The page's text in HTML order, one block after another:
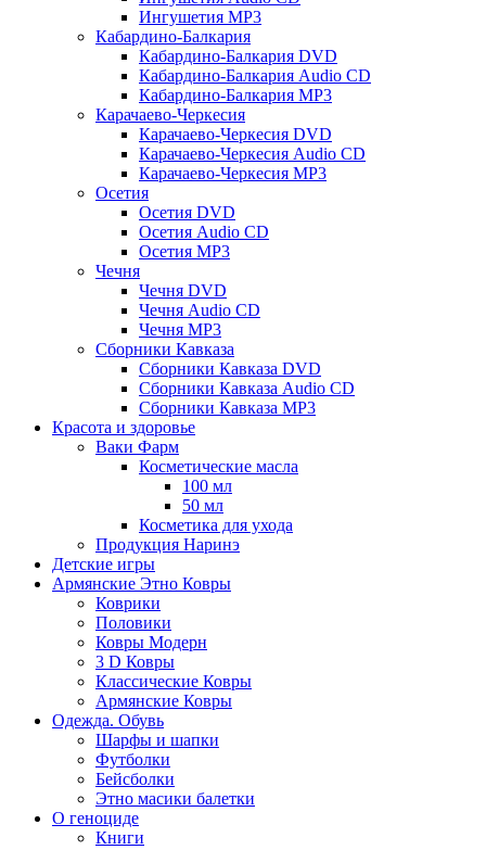
Ингушетия MP3
Кабардино-Балкария
Кабардино-Балкария DVD
Кабардино-Балкария Audio CD
Кабардино-Балкария MP3
Карачаево-Черкесия
Карачаево-Черкесия DVD
Карачаево-Черкесия Audio CD
Карачаево-Черкесия MP3
Осетия
Осетия DVD
Осетия Audio CD
Осетия MP3
Чечня
Чечня DVD
Чечня Audio CD
Чечня MP3
Сборники Кавказа
Сборники Кавказа DVD
Сборники Кавказа Audio CD
Сборники Кавказа MP3
Красота и здоровье
Ваки Фарм
Косметические масла
100 мл
50 мл
Косметика для ухода
Продукция Наринэ
Детские игры
Армянские Этно Ковры
Коврики
Половики
Ковры Модерн
3 D Ковры
Классические Ковры
Армянские Ковры
Одежда. Обувь
Шарфы и шапки
Футболки
Бейсболки
Этно масики балетки
О геноциде
Книги